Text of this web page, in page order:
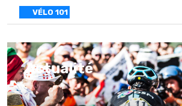
VÉLO 101
Actualité